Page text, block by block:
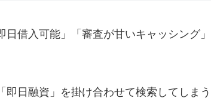
借入可能」「審査が甘いキャッシング」
日融資」を掛け合わせて検索してしまう